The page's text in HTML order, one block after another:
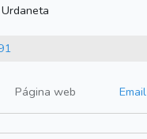
Página web Email